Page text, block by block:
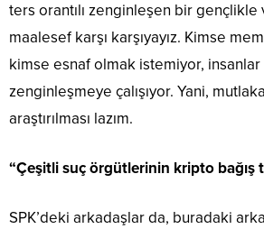
ters orantılı zenginleşen bir
maalesef karşı karşıyayız. Kimse
kimse esnaf olmak istemiyor, insanlar
zenginleşmeye çalışıyor. Yani,
araştırılması lazım.
“Çeşitli suç örgütlerinin kripto bağış
SPK’deki arkadaşlar da, buradaki